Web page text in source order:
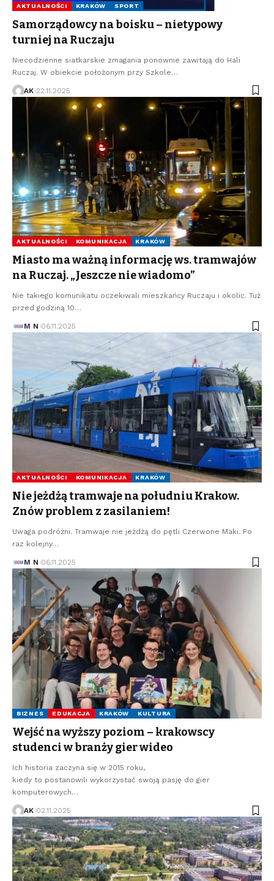
AKTUALNOŚCI KRAKÓW SPORT
Samorządowcy na boisku – nietypowy
turniej na Ruczaju
Niecodzienne siatkarskie zmagania ponownie zawitają do Hali
Ruczaj. W obiekcie położonym przy Szkole…
AK 22.11.2025
AKTUALNOŚCI KOMUNIKACJA KRAKÓW
Miasto ma ważną informację ws. tramwajów
na Ruczaj. „Jeszcze nie wiadomo”
Nie takiego komunikatu oczekiwali mieszkańcy Ruczaju i okolic. Tuż
przed godziną 10…
M N 06.11.2025
AKTUALNOŚCI KOMUNIKACJA KRAKÓW
Nie jeżdżą tramwaje na południu Krakow.
Znów problem z zasilaniem!
Uwaga podróżni. Tramwaje nie jeżdżą do pętli Czerwone Maki. Po
raz kolejny…
M N 06.11.2025
BIZNES EDUKACJA KRAKÓW KULTURA
Wejść na wyższy poziom – krakowscy
studenci w branży gier wideo
Ich historia zaczyna się w 2015 roku,
kiedy to postanowili wykorzystać swoją pasję do gier
komputerowych…
AK 02.11.2025